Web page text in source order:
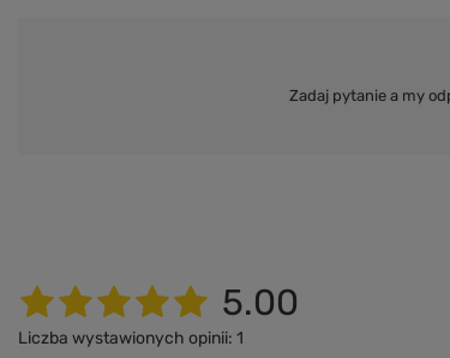
Zadaj pytanie a my
5.00
Liczba wystawionych opinii: 1